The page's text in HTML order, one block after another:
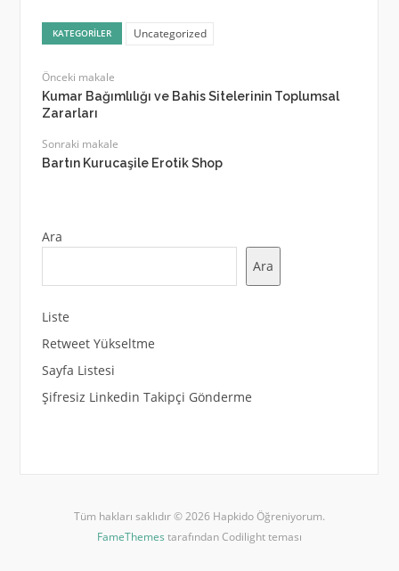
KATEGORILER Uncategorized
Önceki makale
Kumar Bağımlılığı ve Bahis Sitelerinin Toplumsal
Zararları
Sonraki makale
Bartın Kurucaşile Erotik Shop
Ara
Ara
Liste
Retweet Yükseltme
Sayfa Listesi
Şifresiz Linkedin Takipçi Gönderme
Tüm hakları saklıdır © 2026 Hapkido Öğreniyorum.
FameThemes tarafından Codilight teması